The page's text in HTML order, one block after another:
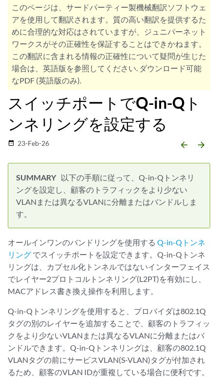
このページは、サードパーティー製機械翻訳ソフトウェ
アを使用して翻訳されます。質の高い翻訳を提供するた
めに合理的な対応はされていますが、ジュニパーネット
ワークスがその正確性を保証することはできかねます。
この翻訳に含まれる情報の正確性について疑問が生じた
場合は、英語版を参照してください. ダウンロード可能
なPDF (英語版のみ).
スイッチポートでQ-in-Qト
ンネリングを設定する
date_range 23-Feb-26 arrow_backward arrow_forward
以下の手順に従って、Q-in-Qトンネリ
ングを設定し、顧客のトラフィックをより少ない
VLANまたは異なるVLANに分離またはバンドルしま
す。
オールインワンのバンドリングを使用する Q-in-Qトンネ
リング でスイッチポートを設定できます。Q-in-Qトンネ
リングは、カプセル化トンネルではないインターフェイス
でレイヤー2プロトコルトンネリング(L2PT)を有効にし、
MACアドレス書き換え操作を利用します。
Q-in-Qトンネリングを使用すると、プロバイダは802.1Q
タグの別のレイヤーを追加することで、顧客のトラフィッ
クをより少ないVLANまたは異なるVLANに分離またはバ
ンドルできます。Q-in-Qトンネリングは、顧客の802.1Q
VLANタグの前にサービスVLAN(S-VLAN)タグが付加され
るため、顧客のVLAN IDが重複している場合に便利です。